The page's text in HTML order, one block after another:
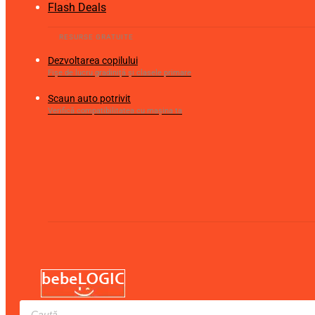
Flash Deals
Dezvoltarea copilului
Fișe de lucru gradiniță și clasele primare
Scaun auto potrivit
Verifică compatibilitatea cu mașina ta
Products